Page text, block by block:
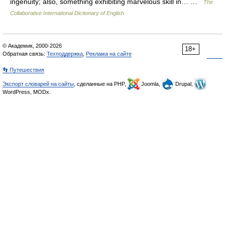
The
Collaborative International Dictionary of English
18+
© Академик, 2000-2026
Обратная связь: Техподдержка Реклама на сайте
👣 Путешествия
Экспорт словарей на сайты , сделанные на PHP, Joomla,
Drupal,
WordPress, MODx.